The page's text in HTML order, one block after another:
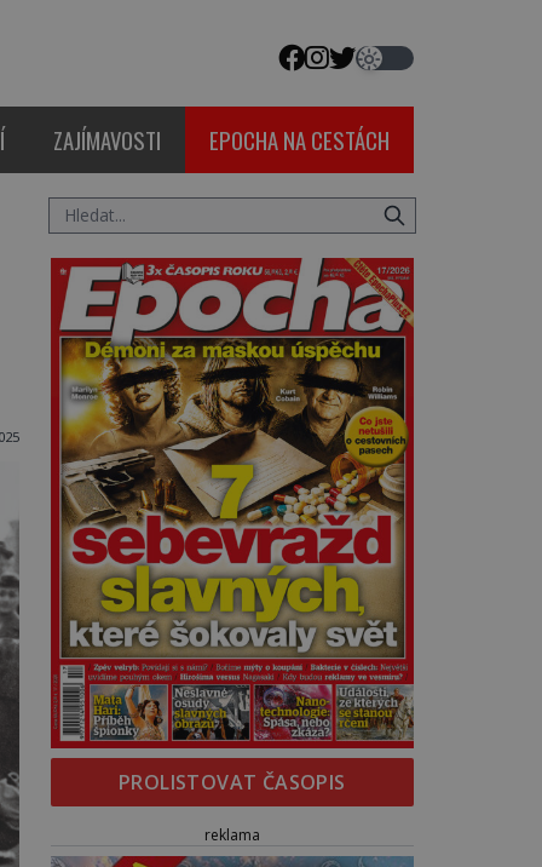
ZAJÍMAVOSTI EPOCHA NA CESTÁCH
PROLISTOVAT ČASOPIS
reklama